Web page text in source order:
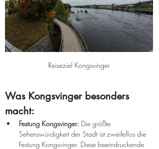
Reiseziel Kongsvinger
Was Kongsvinger besonders
macht:
Festung Kongsvinger: Die größte
Sehenswürdigkeit der Stadt ist zweifellos die
Festung Kongsvinger. Diese beeindruckende